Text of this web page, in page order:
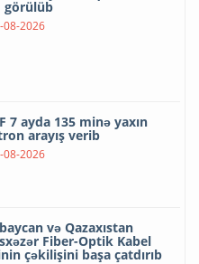
görülüb
08-2026
7 ayda 135 minə yaxın
arayış verib
08-2026
və Qazaxıstan
Fiber-Optik Kabel
çəkilişini başa çatdırıb